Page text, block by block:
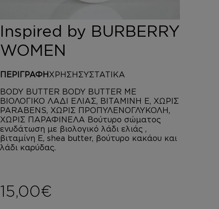
HOROMIA
SPECIAL OFFERS
ΚΑΛΑΘΙ
Inspired by BURBERRY
WOMEN
ΠΕΡΙΓΡΑΦΗ ΧΡΗΣΗ ΣΥΣΤΑΤΙΚΑ
BODY BUTTER BODY BUTTER ΜΕ
ΒΙΟΛΟΓΙΚΟ ΛΑΔΙ ΕΛΙΑΣ, ΒΙΤΑΜΙΝΗ Ε, ΧΩΡΙΣ
PARABENS, ΧΩΡΙΣ ΠΡΟΠΥΛΕΝΟΓΛΥΚΟΛΗ,
ΧΩΡΙΣ ΠΑΡΑΦΙΝΕΛΑ Βούτυρο σώματος
ενυδάτωση με βιολογικό λάδι ελιάς ,
βιταμίνη Ε, shea butter, βούτυρο κακάου και
λάδι καρύδας.
15,00€